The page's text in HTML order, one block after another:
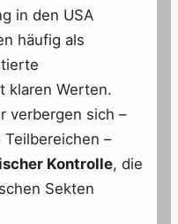
in den USA
häufig als
klaren Werten.
verbergen sich –
–
Kontrolle, die
Sekten